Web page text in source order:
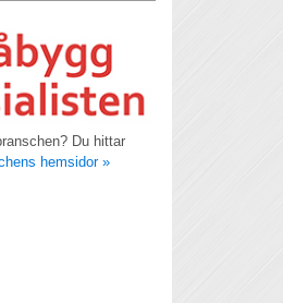
Du hittar
hemsidor »